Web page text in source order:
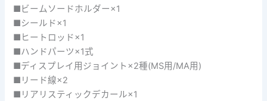
■ビームソードホルダー×1
■シールド×1
■ヒートロッド×1
■ハンドパーツ×1式
■ディスプレイ用ジョイント×2種(MS用/MA用)
■リード線×2
■リアリスティックデカール×1